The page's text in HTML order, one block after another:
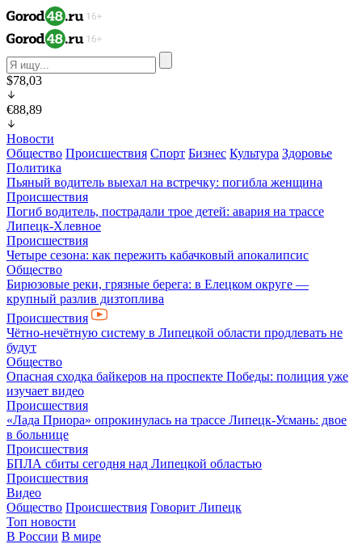
$78,03
€88,89
Новости
Общество Происшествия Спорт Бизнес Культура Здоровье
Политика
Пьяный водитель выехал на встречку: погибла женщина
Происшествия
Погиб водитель, пострадали трое детей: авария на трассе
Липецк-Хлевное
Происшествия
Четыре сезона: как пережить кабачковый апокалипсис
Общество
Бирюзовые реки, грязные берега: в Елецком округе —
крупный разлив дизтоплива
Происшествия
Чётно-нечётную систему в Липецкой области продлевать не
будут
Общество
Опасная сходка байкеров на проспекте Победы: полиция уже
изучает видео
Происшествия
«Лада Приора» опрокинулась на трассе Липецк-Усмань: двое
в больнице
Происшествия
БПЛА сбиты сегодня над Липецкой областью
Происшествия
Видео
Общество Происшествия Говорит Липецк
Топ новости
В России В мире